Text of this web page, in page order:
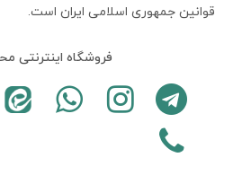
قوانين جمهوری اسلامی ایران است.
فروشگاه اینترنتی